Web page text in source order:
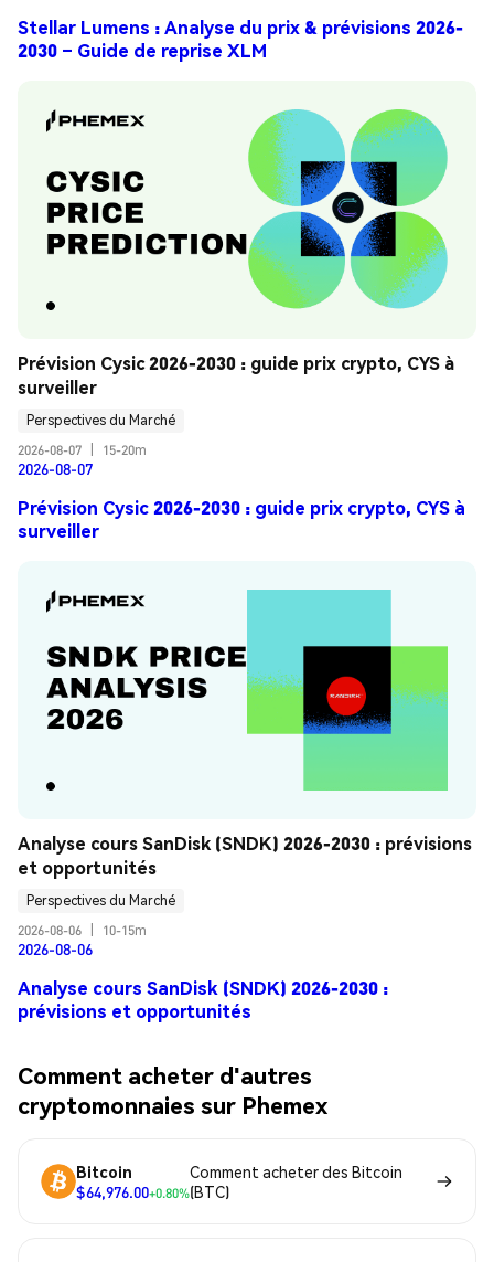
Stellar Lumens : Analyse du prix & prévisions 2026-
2030 – Guide de reprise XLM
Prévision Cysic 2026-2030 : guide prix crypto, CYS à
surveiller
Perspectives du Marché
2026-08-07
15-20m
2026-08-07
Prévision Cysic 2026-2030 : guide prix crypto, CYS à
surveiller
Analyse cours SanDisk (SNDK) 2026-2030 : prévisions
et opportunités
Perspectives du Marché
2026-08-06
10-15m
2026-08-06
Analyse cours SanDisk (SNDK) 2026-2030 :
prévisions et opportunités
Comment acheter d'autres
cryptomonnaies sur Phemex
Bitcoin
$64,976.00+0.80%
Comment acheter des Bitcoin
(BTC)